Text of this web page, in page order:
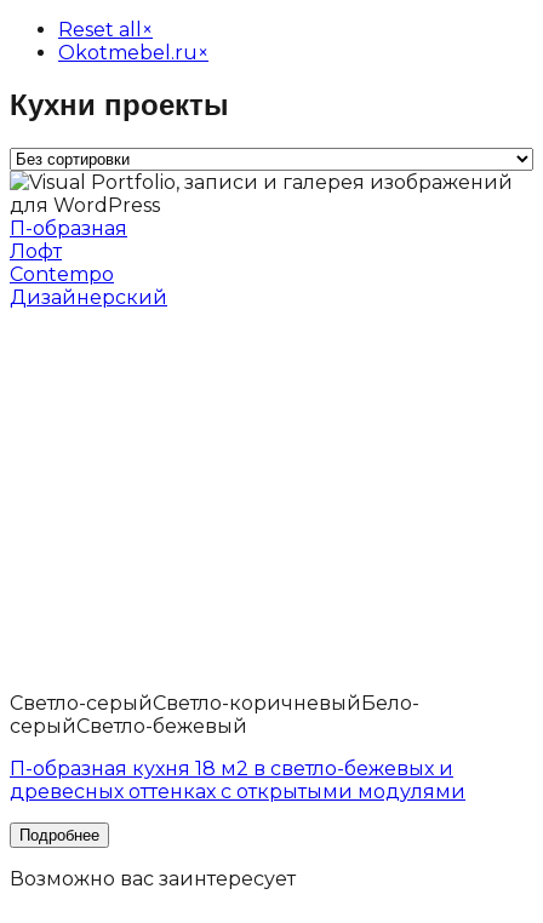
Reset all
×
Okotmebel.ru ×
Кухни проекты
П-образная
Лофт
Contempo
Дизайнерский
Светло-серыйСветло-коричневыйБело-
серыйСветло-бежевый
П-образная кухня 18 м2 в светло-бежевых и
древесных оттенках с открытыми модулями
Возможно вас заинтересует